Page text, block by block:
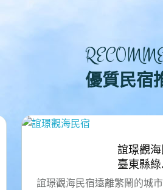
優質民宿
誼璟觀海民
臺東縣綠島
誼璟觀海民宿遠離繁鬧的城市